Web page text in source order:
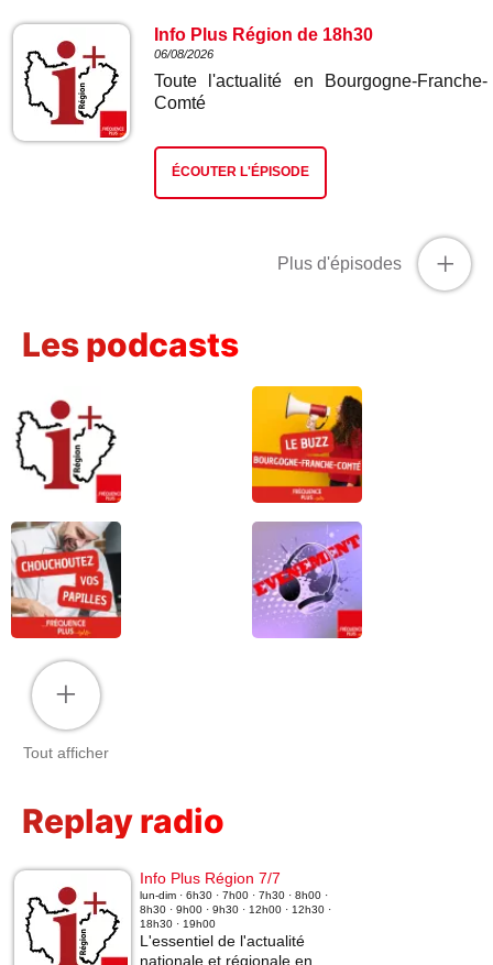
Info Plus Région de 18h30
06/08/2026
Toute l'actualité en Bourgogne-Franche-
Comté
ÉCOUTER L'ÉPISODE
+
Plus d'épisodes
Les podcasts
+
Tout afficher
Replay radio
Info Plus Région 7/7
lun-dim · 6h30 · 7h00 · 7h30 · 8h00 ·
8h30 · 9h00 · 9h30 · 12h00 · 12h30 ·
18h30 · 19h00
L'essentiel de l'actualité
nationale et régionale en